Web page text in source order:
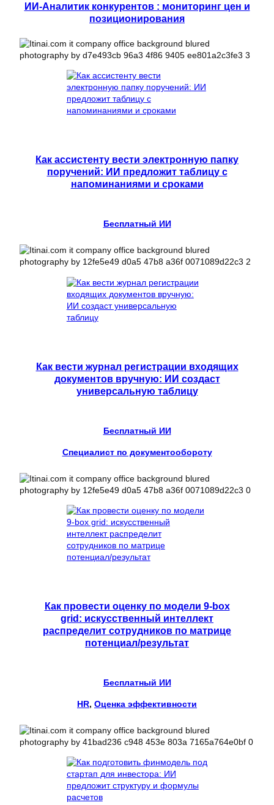
ИИ-Аналитик конкурентов : мониторинг цен и
позиционирования
Как ассистенту вести электронную папку
поручений: ИИ предложит таблицу с
напоминаниями и сроками
Бесплатный ИИ
Как вести журнал регистрации входящих
документов вручную: ИИ создаст
универсальную таблицу
Бесплатный ИИ
Специалист по документообороту
Как провести оценку по модели 9-box
grid: искусственный интеллект
распределит сотрудников по матрице
потенциал/результат
Бесплатный ИИ
HR, Оценка эффективности